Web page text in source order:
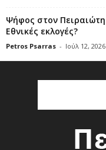
Ψήφος στον
Εθνικές εκλογές?
Petros Psarras - Ιούλ 12, 2026